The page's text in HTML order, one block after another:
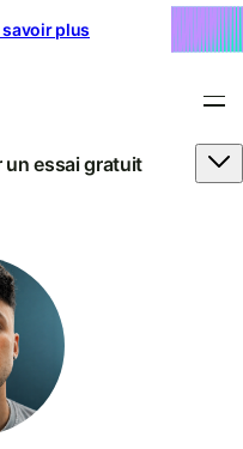
savoir plus
un essai gratuit